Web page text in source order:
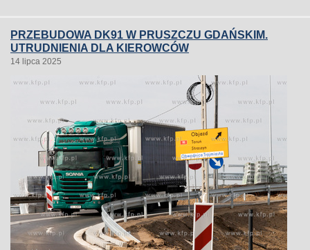
PRZEBUDOWA DK91 W PRUSZCZU GDAŃSKIM.
UTRUDNIENIA DLA KIEROWCÓW
14 lipca 2025